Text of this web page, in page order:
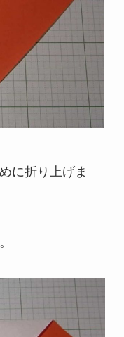
に折り上げま